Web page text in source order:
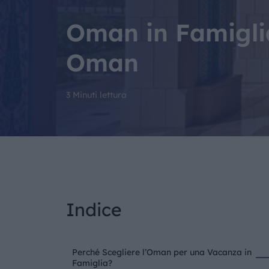
Oman in
Oman
3 Minuti lettura
Indice
Perché Scegliere l’Oman per una Vacanza in
Famiglia?